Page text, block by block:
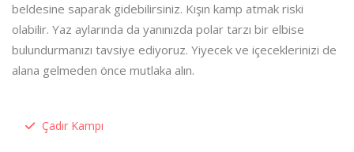
beldesine saparak gidebilirsiniz. Kışın kamp atmak riski
olabilir. Yaz aylarında da yanınızda polar tarzı bir elbise
bulundurmanızı tavsiye ediyoruz. Yiyecek ve içeceklerinizi de
alana gelmeden önce mutlaka alın.
Çadır Kampı